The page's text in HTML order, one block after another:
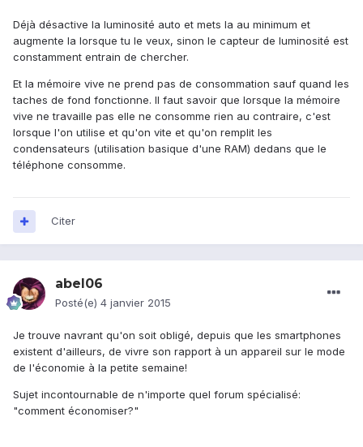
Déjà désactive la luminosité auto et mets la au minimum et
augmente la lorsque tu le veux, sinon le capteur de luminosité est
constamment entrain de chercher.
Et la mémoire vive ne prend pas de consommation sauf quand les
taches de fond fonctionne. Il faut savoir que lorsque la mémoire
vive ne travaille pas elle ne consomme rien au contraire, c'est
lorsque l'on utilise et qu'on vite et qu'on remplit les
condensateurs (utilisation basique d'une RAM) dedans que le
téléphone consomme.
Citer
abel06
Posté(e) 4 janvier 2015
Je trouve navrant qu'on soit obligé, depuis que les smartphones
existent d'ailleurs, de vivre son rapport à un appareil sur le mode
de l'économie à la petite semaine!
Sujet incontournable de n'importe quel forum spécialisé:
"comment économiser?"